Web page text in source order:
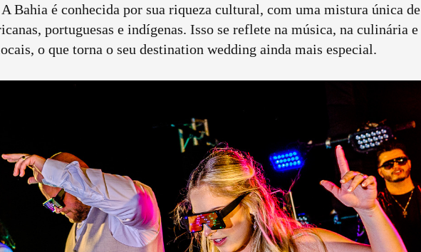
Bahia é conhecida por sua riqueza cultural, com uma mistura única de
portuguesas e indígenas. Isso se reflete na música, na culinária e
o que torna o seu destination wedding ainda mais especial.